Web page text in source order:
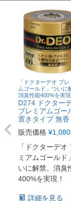
「ドクターデオ プレ
ムゴールド」ついに
消臭性能400%を実現
D274 ドクター
プレミアムゴー
置きタイプ 無香
販売価格 ¥1,080
「ドクターデオ
ミアムゴールド
いに解禁。消臭
400%を実現！
詳細を見る